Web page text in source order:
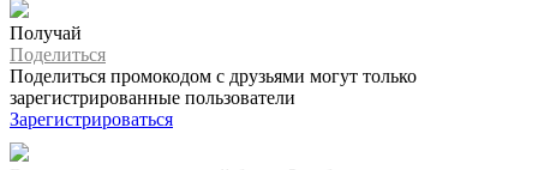
Получай
Поделиться
Поделиться промокодом с друзьями могут только
зарегистрированные пользователи
Зарегистрироваться